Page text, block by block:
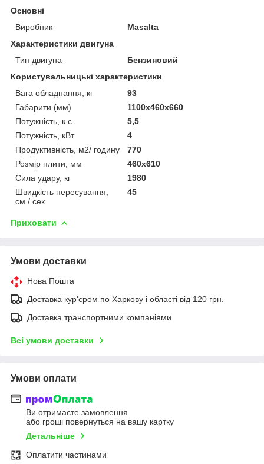
Основні
Виробник
Masalta
Характеристики двигуна
Тип двигуна
Бензиновий
Користувальницькі характеристики
Вага обладнання, кг
93
Габарити (мм)
1100х460х660
Потужність, к.с.
5,5
Потужність, кВт
4
Продуктивність, м2/ годину
770
Розмір плити, мм
460х610
Сила удару, кг
1980
Швидкість пересування,
см / сек
45
Приховати
Умови доставки
Нова Пошта
Доставка кур'єром по Харкову і області від 120 грн.
Доставка транспортними компаніями
Всі умови доставки
Умови оплати
Ви отримаєте замовлення
або гроші повернуться на вашу картку
Детальніше
Оплатити частинами